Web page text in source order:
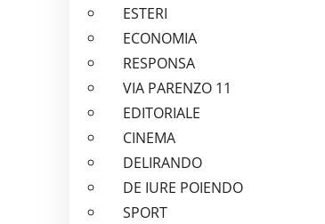
ESTERI
ECONOMIA
RESPONSA
VIA PARENZO 11
EDITORIALE
CINEMA
DELIRANDO
DE IURE POIENDO
SPORT